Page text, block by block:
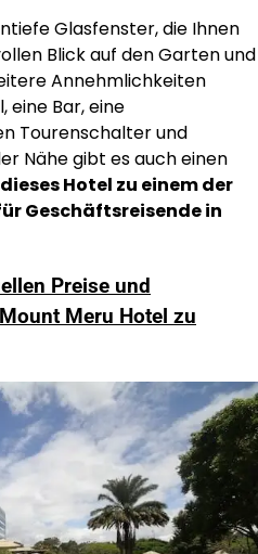
Glasfenster, die Ihnen
Blick auf den Garten und
Annehmlichkeiten
eine Bar, eine
Tourenschalter und
Nähe gibt es auch einen
Hotel zu einem der
Geschäftsreisende in
Preise und
Meru Hotel zu